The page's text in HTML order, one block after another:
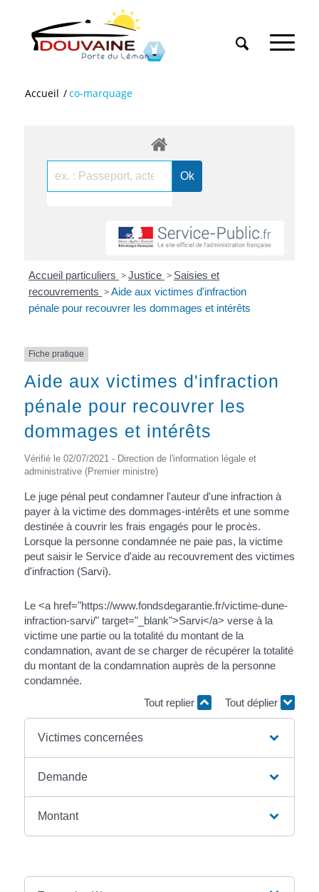
Accueil /co-marquage
Accueil particuliers >Justice > Saisies et
recouvrements >Aide aux victimes d'infraction
pénale pour recouvrer les dommages et intérêts
Fiche pratique
Aide aux victimes d'infraction
pénale pour recouvrer les
dommages et intérêts
Vérifié le 02/07/2021 - Direction de l'information légale et
administrative (Premier ministre)
Le juge pénal peut condamner l'auteur d'une infraction à
payer à la victime des dommages-intérêts et une somme
destinée à couvrir les frais engagés pour le procès.
Lorsque la personne condamnée ne paie pas, la victime
peut saisir le Service d'aide au recouvrement des victimes
d'infraction (Sarvi).
Le <a href="https://www.fondsdegarantie.fr/victime-dune-
infraction-sarvi/" target="_blank">Sarvi</a> verse à la
victime une partie ou la totalité du montant de la
condamnation, avant de se charger de récupérer la totalité
du montant de la condamnation auprès de la personne
condamnée.
Tout replier
Tout déplier
Victimes concernées
Demande
Montant